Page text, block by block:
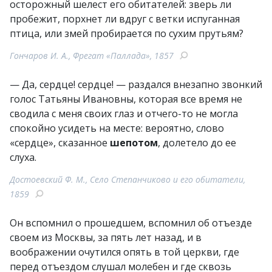
осторожный шелест его обитателей: зверь ли
пробежит, порхнет ли вдруг с ветки испуганная
птица, или змей пробирается по сухим прутьям?
Гончаров И. А., Фрегат «Паллада», 1857
— Да, сердце! сердце! — раздался внезапно звонкий
голос Татьяны Ивановны, которая все время не
сводила с меня своих глаз и отчего-то не могла
спокойно усидеть на месте: вероятно, слово
«сердце», сказанное шепотом, долетело до ее
слуха.
Достоевский Ф. М., Село Степанчиково и его обитатели,
1859
Он вспомнил о прошедшем, вспомнил об отъезде
своем из Москвы, за пять лет назад, и в
воображении очутился опять в той церкви, где
перед отъездом слушал молебен и где сквозь